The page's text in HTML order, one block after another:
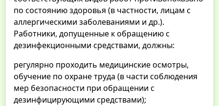
по состоянию здоровья (в частности, лицам с
аллергическими заболеваниями и др.).
Работники, допущенные к обращению с
дезинфекционными средствами, должны:
регулярно проходить медицинские осмотры,
обучение по охране труда (в части соблюдения
мер безопасности при обращении с
дезинфицирующими средствами);